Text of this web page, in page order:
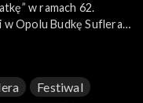
w ramach 62.
Opolu Budkę Suflera
Rusowicz. Miało to
Festiwal